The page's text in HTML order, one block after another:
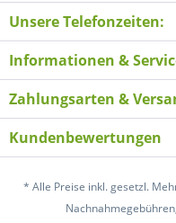
Unsere Telefonzeiten:
Informationen &
Zahlungsarten &
Kundenbewertungen
* Alle Preise inkl. gesetzl.